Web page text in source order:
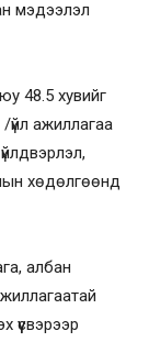
мэдээлэл
48.5 хувийг
ажиллагаа
хөдөлгөөнд
албан